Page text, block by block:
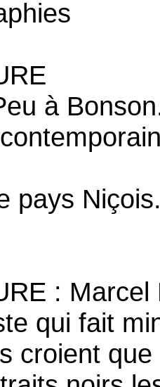
à
pays
:
qui fait
croient